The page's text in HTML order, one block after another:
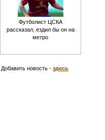
Футболист ЦСКА
рассказал, ездил бы он на
метро
Добавить новость - здесь